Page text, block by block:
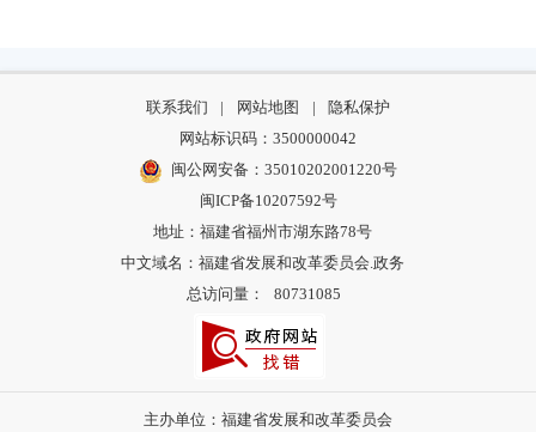
2025-03-14 02:10
可以概括为三个关键词——“扩围、加力、便
1、汽车更新“双补贴
报废更新：国四燃油车首次纳入报废更新补贴
的旧车范围，最高补2万元；
置换更新：旧车转让买新车，最高补1.5万元。
联系我们 | 网站地图 |
隐私保护
网站标识码：3500000042
闽公网安备：35010202001220号
闽ICP备10207592号
地址：福建省福州市湖东路78号
中文域名：福建省发展和改革委员会.政务
总访问量：
80731085
主办单位：福建省发展和改革委员会